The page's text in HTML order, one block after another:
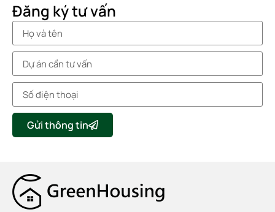
Đăng ký tư vấn
Gửi thông tin